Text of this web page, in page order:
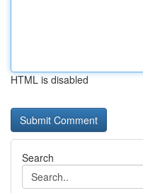
HTML is disabled
Search